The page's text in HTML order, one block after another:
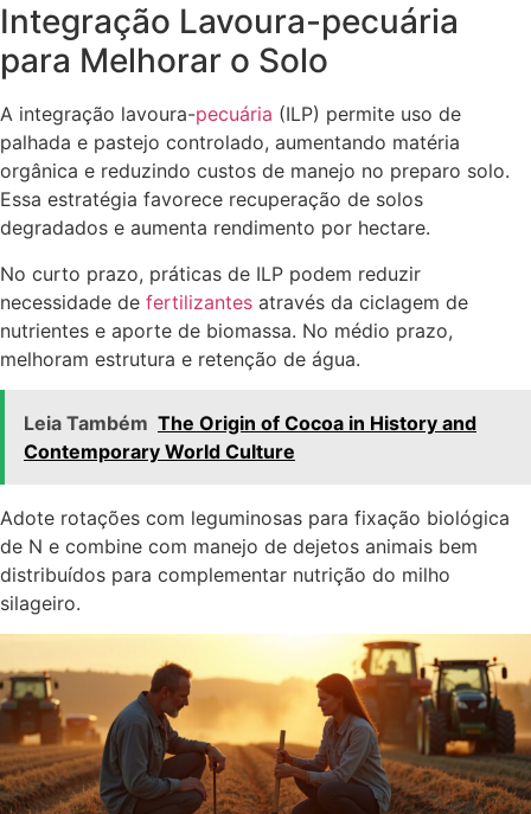
Integração Lavoura-pecuária
para Melhorar o Solo
A integração lavoura-pecuária (ILP) permite uso de
palhada e pastejo controlado, aumentando matéria
orgânica e reduzindo custos de manejo no preparo solo.
Essa estratégia favorece recuperação de solos
degradados e aumenta rendimento por hectare.
No curto prazo, práticas de ILP podem reduzir
necessidade de fertilizantes através da ciclagem de
nutrientes e aporte de biomassa. No médio prazo,
melhoram estrutura e retenção de água.
Leia Também The Origin of Cocoa in History and
Contemporary World Culture
Adote rotações com leguminosas para fixação biológica
de N e combine com manejo de dejetos animais bem
distribuídos para complementar nutrição do milho
silageiro.